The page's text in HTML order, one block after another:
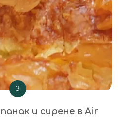
З
и сирене в Air